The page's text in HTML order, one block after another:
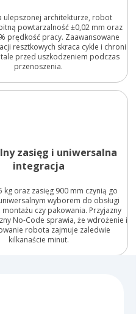
ulepszonej architekturze, robot
powtarzalność ±0,02 mm oraz
prędkość pracy. Zaawansowane
resztkowych skraca cykle i chroni
przed uszkodzeniem podczas
przenoszenia.
zasięg i uniwersalna
integracja
kg oraz zasięg 900 mm czynią go
wyborem do obsługi
montażu czy pakowania. Przyjazny
No-Code sprawia, że wdrożenie i
robota zajmuje zaledwie
kilkanaście minut.